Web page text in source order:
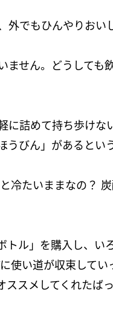
でもひんやりおい
せん。どうしても
に詰めて持ち歩けな
びん」があるとい
冷たいままなの？
ル」を購入し、い
使い道が収束して
スメしてくれたば